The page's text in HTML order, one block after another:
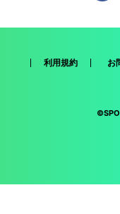
利用規約 お